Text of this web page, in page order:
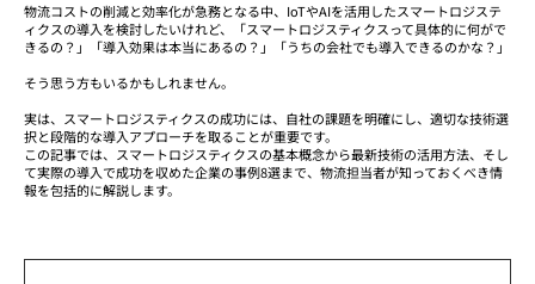
物流コストの削減と効率化が急務となる中、IoTやAIを活用したスマートロジステ
ィクスの導入を検討したいけれど、「スマートロジスティクスって具体的に何がで
きるの？」「導入効果は本当にあるの？」「うちの会社でも導入できるのかな？」
そう思う方もいるかもしれません。
実は、スマートロジスティクスの成功には、自社の課題を明確にし、適切な技術選
択と段階的な導入アプローチを取ることが重要です。
この記事では、スマートロジスティクスの基本概念から最新技術の活用方法、そし
て実際の導入で成功を収めた企業の事例8選まで、物流担当者が知っておくべき情
報を包括的に解説します。